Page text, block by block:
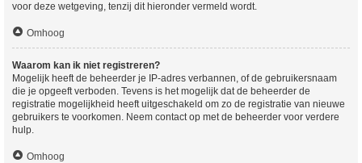
voor deze wetgeving, tenzij dit hieronder vermeld wordt.
Omhoog
Waarom kan ik niet registreren?
Mogelijk heeft de beheerder je IP-adres verbannen, of de gebruikersnaam
die je opgeeft verboden. Tevens is het mogelijk dat de beheerder de
registratie mogelijkheid heeft uitgeschakeld om zo de registratie van nieuwe
gebruikers te voorkomen. Neem contact op met de beheerder voor verdere
hulp.
Omhoog